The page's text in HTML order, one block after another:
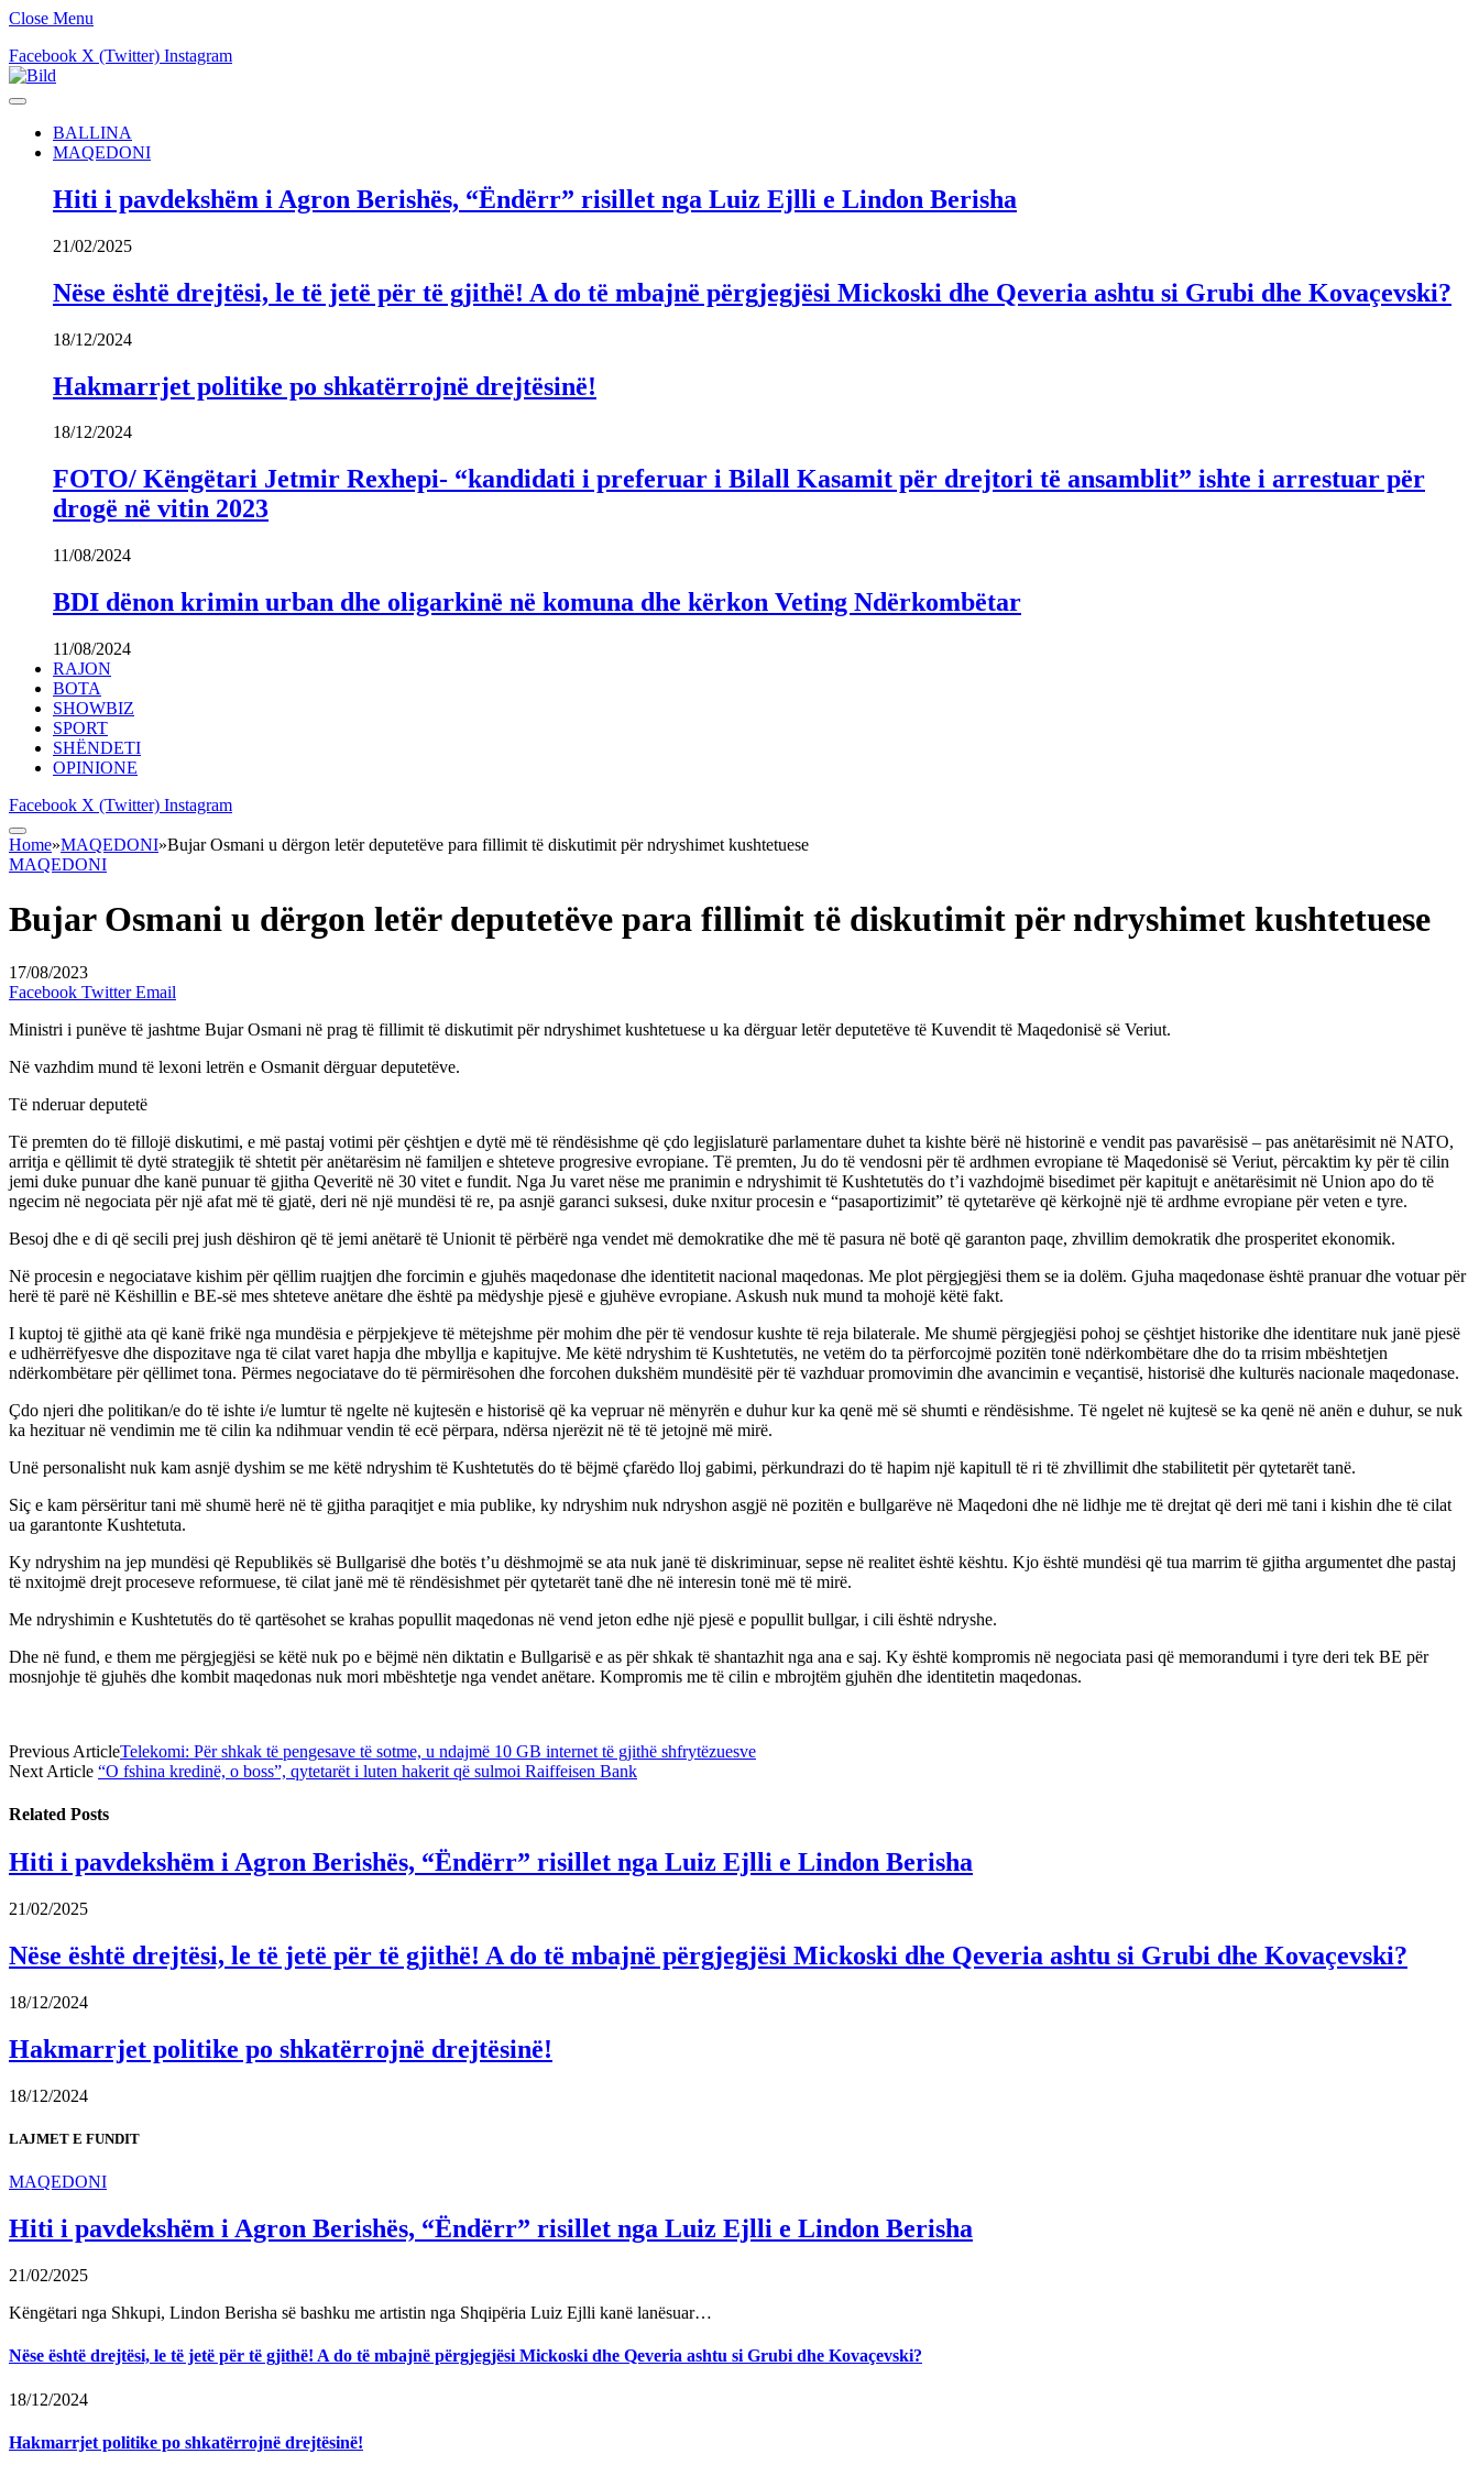
Close Menu
Facebook X (Twitter) Instagram
BALLINA
MAQEDONI
Hiti i pavdekshëm i Agron Berishës, “Ëndërr” risillet nga Luiz Ejlli e Lindon Berisha
21/02/2025
Nëse është drejtësi, le të jetë për të gjithë! A do të mbajnë përgjegjësi Mickoski dhe Qeveria ashtu si Grubi dhe Kovaçevski?
18/12/2024
Hakmarrjet politike po shkatërrojnë drejtësinë!
18/12/2024
FOTO/ Këngëtari Jetmir Rexhepi- “kandidati i preferuar i Bilall Kasamit për drejtori të ansamblit” ishte i arrestuar për
drogë në vitin 2023
11/08/2024
BDI dënon krimin urban dhe oligarkinë në komuna dhe kërkon Veting Ndërkombëtar
11/08/2024
RAJON
BOTA
SHOWBIZ
SPORT
SHËNDETI
OPINIONE
Facebook X (Twitter) Instagram
Home»MAQEDONI»Bujar Osmani u dërgon letër deputetëve para fillimit të diskutimit për ndryshimet kushtetuese
MAQEDONI
Bujar Osmani u dërgon letër deputetëve para fillimit të diskutimit për ndryshimet kushtetuese
17/08/2023
Facebook Twitter Email
Ministri i punëve të jashtme Bujar Osmani në prag të fillimit të diskutimit për ndryshimet kushtetuese u ka dërguar letër deputetëve të Kuvendit të Maqedonisë së Veriut.
Në vazhdim mund të lexoni letrën e Osmanit dërguar deputetëve.
Të nderuar deputetë
Të premten do të fillojë diskutimi, e më pastaj votimi për çështjen e dytë më të rëndësishme që çdo legjislaturë parlamentare duhet ta kishte bërë në historinë e vendit pas pavarësisë – pas anëtarësimit në NATO,
arritja e qëllimit të dytë strategjik të shtetit për anëtarësim në familjen e shteteve progresive evropiane. Të premten, Ju do të vendosni për të ardhmen evropiane të Maqedonisë së Veriut, përcaktim ky për të cilin
jemi duke punuar dhe kanë punuar të gjitha Qeveritë në 30 vitet e fundit. Nga Ju varet nëse me pranimin e ndryshimit të Kushtetutës do t’i vazhdojmë bisedimet për kapitujt e anëtarësimit në Union apo do të
ngecim në negociata për një afat më të gjatë, deri në një mundësi të re, pa asnjë garanci suksesi, duke nxitur procesin e “pasaportizimit” të qytetarëve që kërkojnë një të ardhme evropiane për veten e tyre.
Besoj dhe e di që secili prej jush dëshiron që të jemi anëtarë të Unionit të përbërë nga vendet më demokratike dhe më të pasura në botë që garanton paqe, zhvillim demokratik dhe prosperitet ekonomik.
Në procesin e negociatave kishim për qëllim ruajtjen dhe forcimin e gjuhës maqedonase dhe identitetit nacional maqedonas. Me plot përgjegjësi them se ia dolëm. Gjuha maqedonase është pranuar dhe votuar për
herë të parë në Këshillin e BE-së mes shteteve anëtare dhe është pa mëdyshje pjesë e gjuhëve evropiane. Askush nuk mund ta mohojë këtë fakt.
I kuptoj të gjithë ata që kanë frikë nga mundësia e përpjekjeve të mëtejshme për mohim dhe për të vendosur kushte të reja bilaterale. Me shumë përgjegjësi pohoj se çështjet historike dhe identitare nuk janë pjesë
e udhërrëfyesve dhe dispozitave nga të cilat varet hapja dhe mbyllja e kapitujve. Me këtë ndryshim të Kushtetutës, ne vetëm do ta përforcojmë pozitën tonë ndërkombëtare dhe do ta rrisim mbështetjen
ndërkombëtare për qëllimet tona. Përmes negociatave do të përmirësohen dhe forcohen dukshëm mundësitë për të vazhduar promovimin dhe avancimin e veçantisë, historisë dhe kulturës nacionale maqedonase.
Çdo njeri dhe politikan/e do të ishte i/e lumtur të ngelte në kujtesën e historisë që ka vepruar në mënyrën e duhur kur ka qenë më së shumti e rëndësishme. Të ngelet në kujtesë se ka qenë në anën e duhur, se nuk
ka hezituar në vendimin me të cilin ka ndihmuar vendin të ecë përpara, ndërsa njerëzit në të të jetojnë më mirë.
Unë personalisht nuk kam asnjë dyshim se me këtë ndryshim të Kushtetutës do të bëjmë çfarëdo lloj gabimi, përkundrazi do të hapim një kapitull të ri të zhvillimit dhe stabilitetit për qytetarët tanë.
Siç e kam përsëritur tani më shumë herë në të gjitha paraqitjet e mia publike, ky ndryshim nuk ndryshon asgjë në pozitën e bullgarëve në Maqedoni dhe në lidhje me të drejtat që deri më tani i kishin dhe të cilat
ua garantonte Kushtetuta.
Ky ndryshim na jep mundësi që Republikës së Bullgarisë dhe botës t’u dëshmojmë se ata nuk janë të diskriminuar, sepse në realitet është kështu. Kjo është mundësi që tua marrim të gjitha argumentet dhe pastaj
të nxitojmë drejt proceseve reformuese, të cilat janë më të rëndësishmet për qytetarët tanë dhe në interesin tonë më të mirë.
Me ndryshimin e Kushtetutës do të qartësohet se krahas popullit maqedonas në vend jeton edhe një pjesë e popullit bullgar, i cili është ndryshe.
Dhe në fund, e them me përgjegjësi se këtë nuk po e bëjmë nën diktatin e Bullgarisë e as për shkak të shantazhit nga ana e saj. Ky është kompromis në negociata pasi që memorandumi i tyre deri tek BE për
mosnjohje të gjuhës dhe kombit maqedonas nuk mori mbështetje nga vendet anëtare. Kompromis me të cilin e mbrojtëm gjuhën dhe identitetin maqedonas.
Previous ArticleTelekomi: Për shkak të pengesave të sotme, u ndajmë 10 GB internet të gjithë shfrytëzuesve
Next Article “O fshina kredinë, o boss”, qytetarët i luten hakerit që sulmoi Raiffeisen Bank
Related Posts
Hiti i pavdekshëm i Agron Berishës, “Ëndërr” risillet nga Luiz Ejlli e Lindon Berisha
21/02/2025
Nëse është drejtësi, le të jetë për të gjithë! A do të mbajnë përgjegjësi Mickoski dhe Qeveria ashtu si Grubi dhe Kovaçevski?
18/12/2024
Hakmarrjet politike po shkatërrojnë drejtësinë!
18/12/2024
LAJMET E FUNDIT
MAQEDONI
Hiti i pavdekshëm i Agron Berishës, “Ëndërr” risillet nga Luiz Ejlli e Lindon Berisha
21/02/2025
Këngëtari nga Shkupi, Lindon Berisha së bashku me artistin nga Shqipëria Luiz Ejlli kanë lanësuar…
Nëse është drejtësi, le të jetë për të gjithë! A do të mbajnë përgjegjësi Mickoski dhe Qeveria ashtu si Grubi dhe Kovaçevski?
18/12/2024
Hakmarrjet politike po shkatërrojnë drejtësinë!